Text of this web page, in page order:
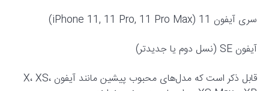
سری آیفون 11 (iPhone 11, 11 Pro, 11 Pro Max)
آیفون SE (نسل دوم یا جدیدتر)
قابل ذکر است که مدل‌های محبوب پیشین مانند آیفون X، XS،